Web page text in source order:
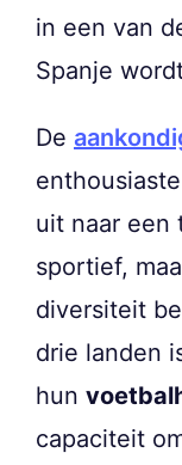
in een van
Spanje
De
uit naar een
sportief,
diversiteit
drie landen
hun
capaciteit